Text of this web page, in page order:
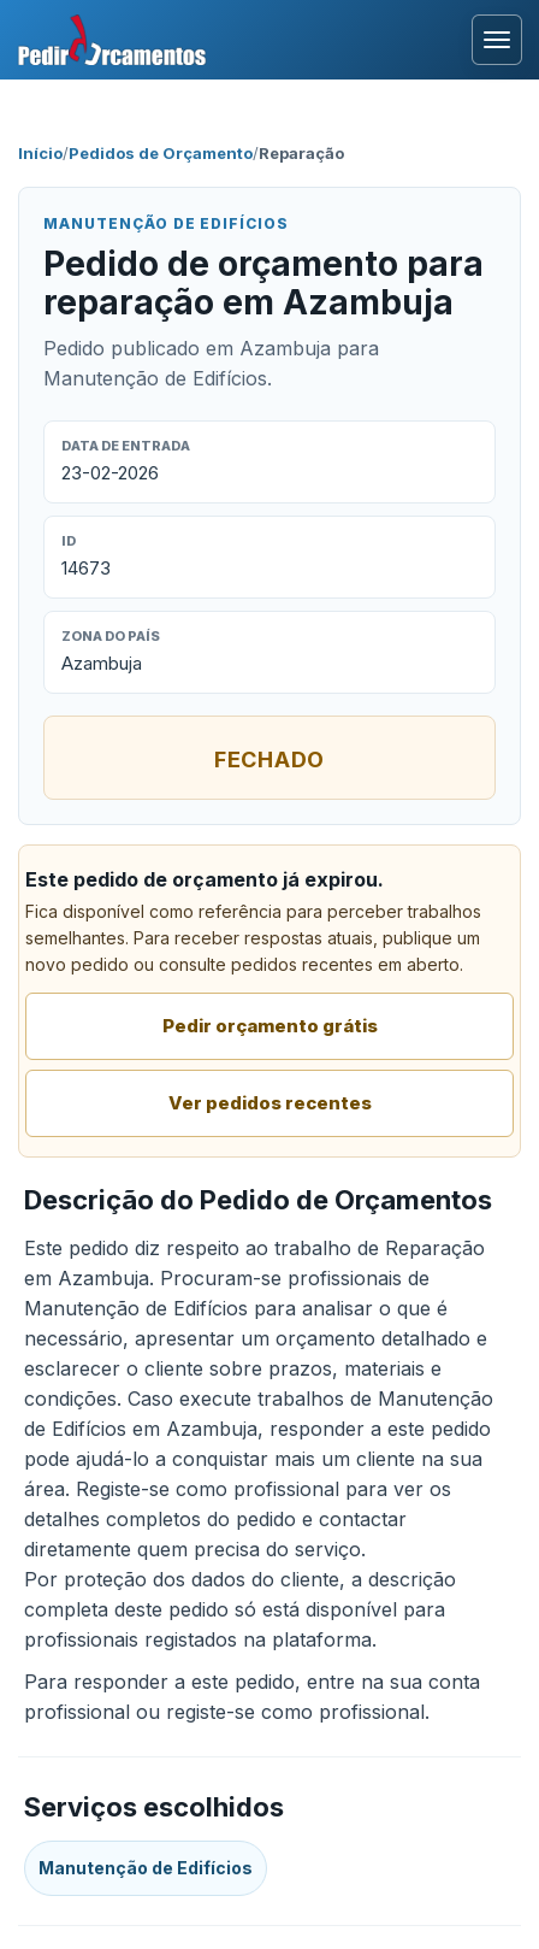
Início/Pedidos de Orçamento/Reparação
MANUTENÇÃO DE EDIFÍCIOS
Pedido de orçamento para
reparação em Azambuja
Pedido publicado em Azambuja para
Manutenção de Edifícios.
DATA DE ENTRADA
23-02-2026
ID
14673
ZONA DO PAÍS
Azambuja
FECHADO
Este pedido de orçamento já expirou.
Fica disponível como referência para perceber trabalhos
semelhantes. Para receber respostas atuais, publique um
novo pedido ou consulte pedidos recentes em aberto.
Pedir orçamento grátis
Ver pedidos recentes
Descrição do Pedido de Orçamentos
Este pedido diz respeito ao trabalho de Reparação
em Azambuja. Procuram-se profissionais de
Manutenção de Edifícios para analisar o que é
necessário, apresentar um orçamento detalhado e
esclarecer o cliente sobre prazos, materiais e
condições. Caso execute trabalhos de Manutenção
de Edifícios em Azambuja, responder a este pedido
pode ajudá-lo a conquistar mais um cliente na sua
área. Registe-se como profissional para ver os
detalhes completos do pedido e contactar
diretamente quem precisa do serviço.
Por proteção dos dados do cliente, a descrição
completa deste pedido só está disponível para
profissionais registados na plataforma.
Para responder a este pedido, entre na sua conta
profissional ou registe-se como profissional.
Serviços escolhidos
Manutenção de Edifícios
Área Profissional
Como Funciona?
Testemunhos